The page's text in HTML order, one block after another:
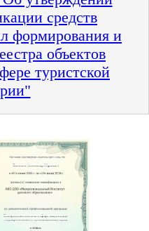
средств
формирования и
объектов
туристской